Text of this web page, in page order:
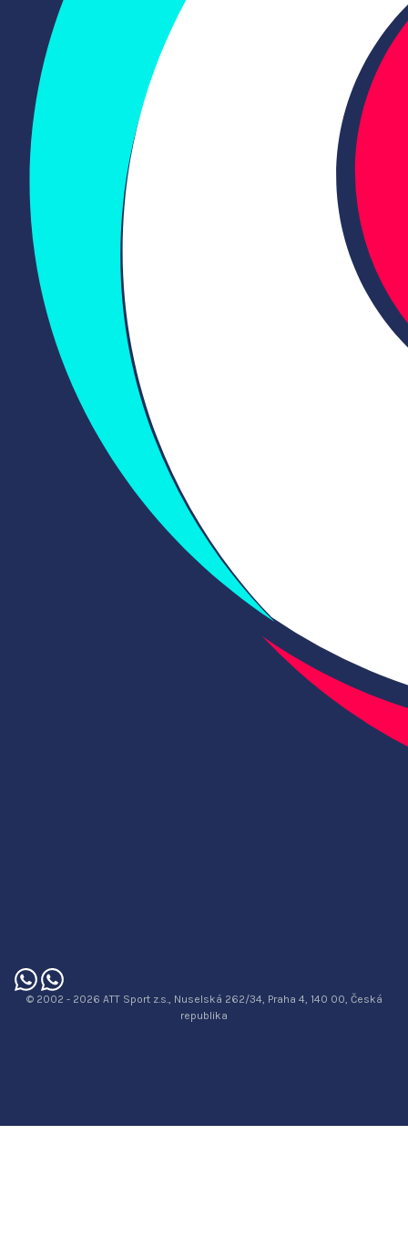
© 2002 - 2026 ATT Sport z.s., Nuselská 262/34, Praha 4, 140 00, Česká
republika